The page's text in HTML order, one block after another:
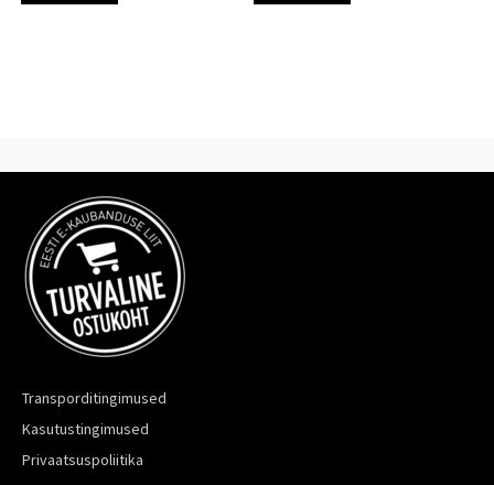
Transporditingimused
Kasutustingimused
Privaatsuspoliitika